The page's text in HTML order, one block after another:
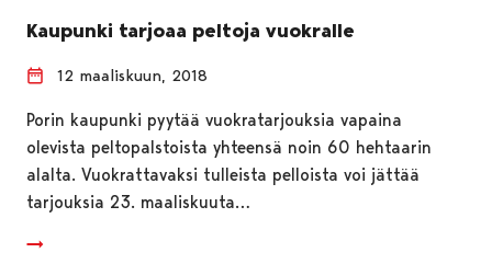
Kaupunki tarjoaa peltoja vuokralle
12 maaliskuun, 2018
Porin kaupunki pyytää vuokratarjouksia vapaina
olevista peltopalstoista yhteensä noin 60 hehtaarin
alalta. Vuokrattavaksi tulleista pelloista voi jättää
tarjouksia 23. maaliskuuta…